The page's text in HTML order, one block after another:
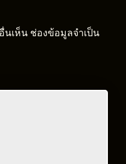
นเห็น ช่องข้อมูลจำเป็น